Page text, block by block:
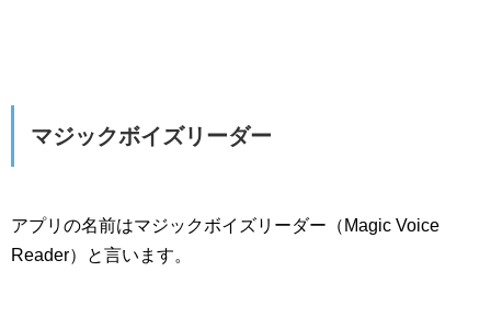
マジックボイズリーダー
アプリの名前はマジックボイズリーダー（Magic Voice
Reader）と言います。